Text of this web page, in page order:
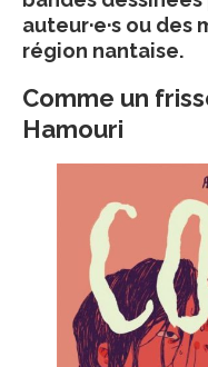
auteur·e·s ou des
région nantaise.
Comme un
Hamouri